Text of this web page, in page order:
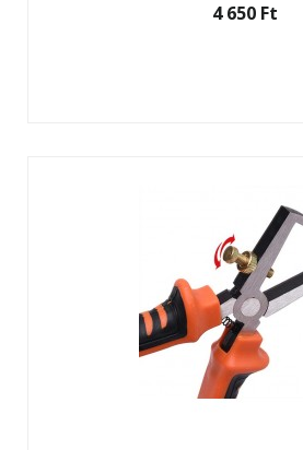
4 650 Ft‎